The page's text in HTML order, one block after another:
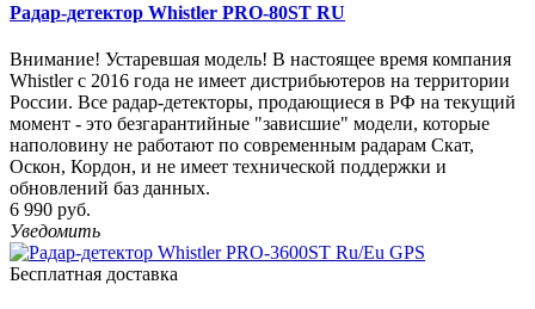
Радар-детектор Whistler PRO-80ST RU
Внимание! Устаревшая модель! В настоящее время компания
Whistler с 2016 года не имеет дистрибьютеров на территории
России. Все радар-детекторы, продающиеся в РФ на текущий
момент - это безгарантийные "зависшие" модели, которые
наполовину не работают по современным радарам Скат,
Оскон, Кордон, и не имеет технической поддержки и
обновлений баз данных.
6 990 руб.
Уведомить
Бесплатная доставка